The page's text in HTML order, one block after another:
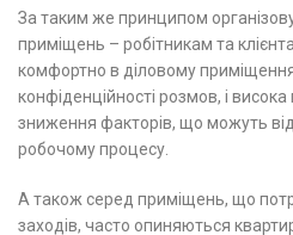
За таким же принципом
приміщень – робітникам та
комфортно в діловому
конфіденційності розмов, і
зниження факторів, що можуть
робочому процесу.
А також серед приміщень, що
заходів, часто опиняються